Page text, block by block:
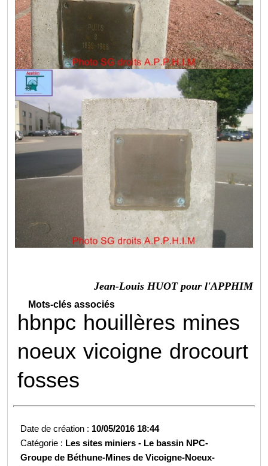
Jean-Louis HUOT pour l'APPHIM
Mots-clés associés
hbnpc houillères mines
noeux vicoigne drocourt
fosses
Date de création : 10/05/2016 18:44
Catégorie : Les sites miniers - Le bassin NPC-
Groupe de Béthune-Mines de Vicoigne-Noeux-